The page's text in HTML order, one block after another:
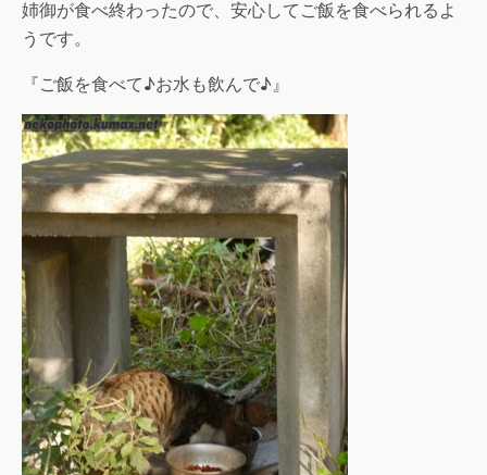
姉御が食べ終わったので、安心してご飯を食べられるよ
うです。
『ご飯を食べて♪お水も飲んで♪』